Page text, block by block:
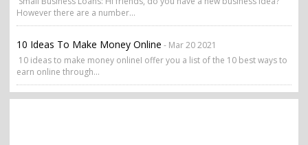
However there are a number...
10 Ideas To Make Money Online - Mar 20 2021
10 ideas to make money onlineI offer you a list of the 10 best ways to
earn online through...